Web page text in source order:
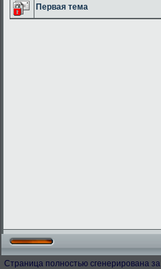
Первая тема
Страница полностью сгенерирована за